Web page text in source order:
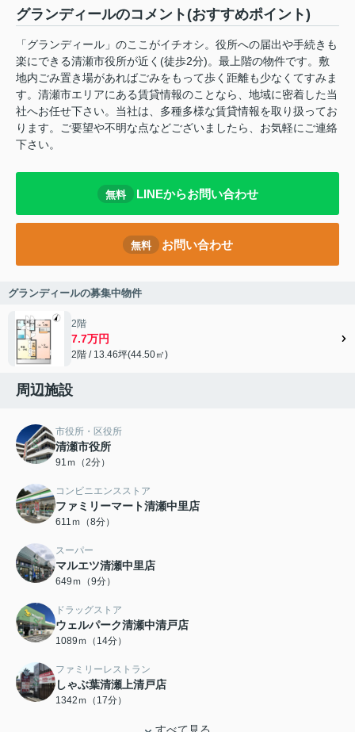
グランディールのコメント(おすすめポイント)
「グランディール」のここがイチオシ。役所への届出や手続きも
楽にできる清瀬市役所が近く(徒歩2分)。最上階の物件です。敷
地内ごみ置き場があればごみをもって歩く距離も少なくてすみま
す。清瀬市エリアにある賃貸情報のことなら、地域に密着した当
社へお任せ下さい。当社は、多種多様な賃貸情報を取り扱ってお
ります。ご要望や不明な点などございましたら、お気軽にご連絡
下さい。
無料 LINEからお問い合わせ
無料 お問い合わせ
グランディールの募集中物件
2階
7.7万円
2階 / 13.46坪(44.50㎡)
周辺施設
市役所・区役所
清瀬市役所
91ｍ（2分）
コンビニエンスストア
ファミリーマート清瀬中里店
611ｍ（8分）
スーパー
マルエツ清瀬中里店
649ｍ（9分）
ドラッグストア
ウェルパーク清瀬中清戸店
1089ｍ（14分）
ファミリーレストラン
しゃぶ葉清瀬上清戸店
1342ｍ（17分）